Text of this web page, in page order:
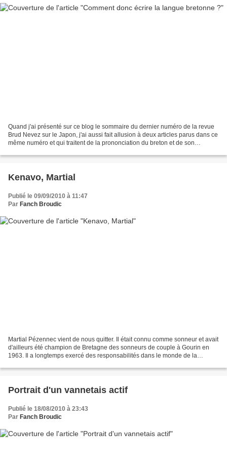
Quand j'ai présenté sur ce blog le sommaire du dernier numéro de la revue
Brud Nevez sur le Japon, j'ai aussi fait allusion à deux articles parus dans ce
même numéro et qui traitent de la prononciation du breton et de son
Kenavo, Martial
Publié le 09/09/2010 à 11:47
Par Fanch Broudic
Martial Pézennec vient de nous quitter. Il était connu comme sonneur et avait
d'ailleurs été champion de Bretagne des sonneurs de couple à Gourin en
1963. Il a longtemps exercé des responsabilités dans le monde de la
Portrait d'un vannetais actif
Publié le 18/08/2010 à 23:43
Par Fanch Broudic